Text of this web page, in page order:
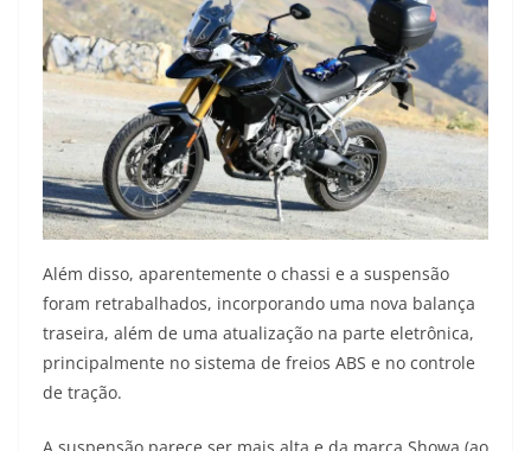
Além disso, aparentemente o chassi e a suspensão
foram retrabalhados, incorporando uma nova balança
traseira, além de uma atualização na parte eletrônica,
principalmente no sistema de freios ABS e no controle
de tração.